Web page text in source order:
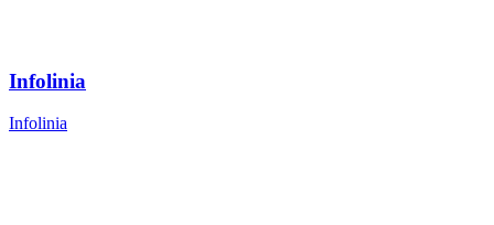
Infolinia
Infolinia